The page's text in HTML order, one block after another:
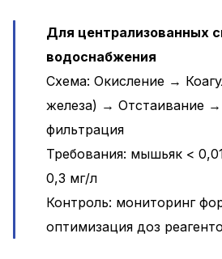
Для централизованных
водоснабжения
Схема: Окисление →
железа) → Отстаивание →
фильтрация
Требования: мышьяк <
0,3 мг/л
Контроль: мониторинг
оптимизация доз